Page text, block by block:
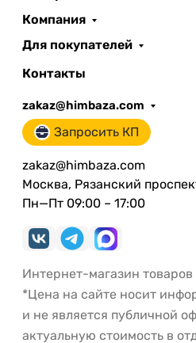
Компания
Для покупателей
Контакты
zakaz@himbaza.com
Запросить КП
zakaz@himbaza.com
Москва, Рязанский
Пн—Пт 09:00 – 17:00
Интернет-магазин
*Цена на сайте носит
и не является публичной
актуальную стоимость в